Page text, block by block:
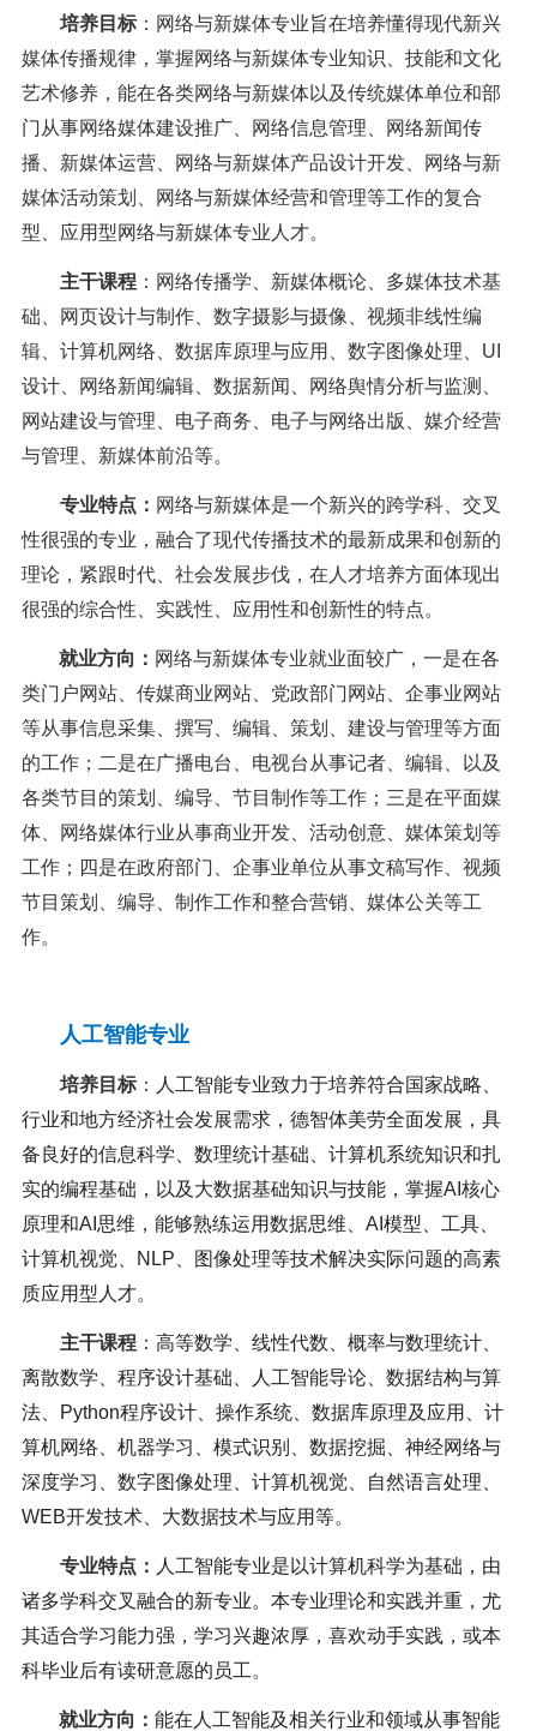
培养目标： 网络与新媒体专业旨在培养懂得现代新兴
媒体传播规律，掌握网络与新媒体专业知识、技能和文化
艺术修养， 能在各类网络与新媒体以及传统媒体单位和部
门从事网络媒体建设推广、网络信息管理、网络新闻传
播、新媒体运营、网络与新媒体产品设计开发、网络与新
媒体活动策划、网络与新媒体经营和管理等工作的复合
型、应用型网络与新媒体专业人才。
主干课程： 网络传播学、新媒体概论、多媒体技术基
础、网页设计与制作、数字摄影与摄像、视频非线性编
辑、计算机网络、数据库原理与应用、数字图像处理、 UI
设计、网络新闻编辑、数据新闻、网络舆情分析与监测、
网站建设与管理、电子商务、电子与网络出版、媒介经营
与管理、新媒体前沿等。
专业特点： 网络与新媒体是一个新兴的跨学科、交叉
性很强的专业，融合了现代传播技术的最新成果和创新的
理论，紧跟时代、社会发展步伐，在人才培养方面体现出
很强的综合性、实践性、应用性和创新性的特点。
就业方向： 网络与新媒体专业就业面较广，一是在各
类门户网站、传媒商业网站、党政部门网站、企事业网站
等从事信息采集、撰写、编辑、策划、建设与管理等方面
的工作；二是在广播电台、电视台从事记者、编辑、以及
各类节目的策划、编导、节目制作等工作；三是在平面媒
体、网络媒体行业从事商业开发、活动创意、媒体策划等
工作；四是在政府部门、企事业单位从事文稿写作、视频
节目策划、编导、制作工作和整合营销、媒体公关等工
作。
人工智能专业
培养目标： 人工智能专业致力于培养符合国家战略、
行业和地方经济社会发展需求，德智体美劳全面发展，具
备良好的信息科学、数理统计基础、计算机系统知识和扎
实的编程基础，以及大数据基础知识与技能，掌握AI 核心
原理和AI 思维，能够熟练运用数据思维、 AI 模型、工具、
计算机视觉、
NLP 、图像处理等技术解决实际问题的高素
质应用型人才。
主干课程： 高等数学、线性代数、概率与数理统计、
离散数学、程序设计基础、人工智能导论、数据结构与算
法、
Python程序设计、操作系统、数据库原理及应用、计
算机网络、机器学习、模式识别、数据挖掘、神经网络与
深度学习、数字图像处理、计算机视觉、自然语言处理、
WEB开发技术、大数据技术与应用等。
专业特点： 人工智能专业是以计算机科学为基础，由
诸多学科交叉融合的新专业。本专业理论和实践并重，尤
其适合学习能力强，学习兴趣浓厚，喜欢动手实践，或本
科毕业后有读研意愿的员工 。
就业方向： 能在人工智能及相关行业和领域从事智能